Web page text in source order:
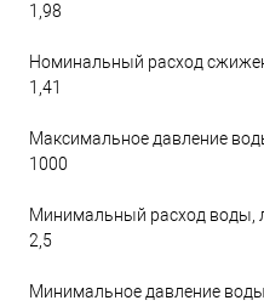
1,98
Номинальный расход
1,41
Максимальное давление
1000
Минимальный расход воды,
2,5
Минимальное давление